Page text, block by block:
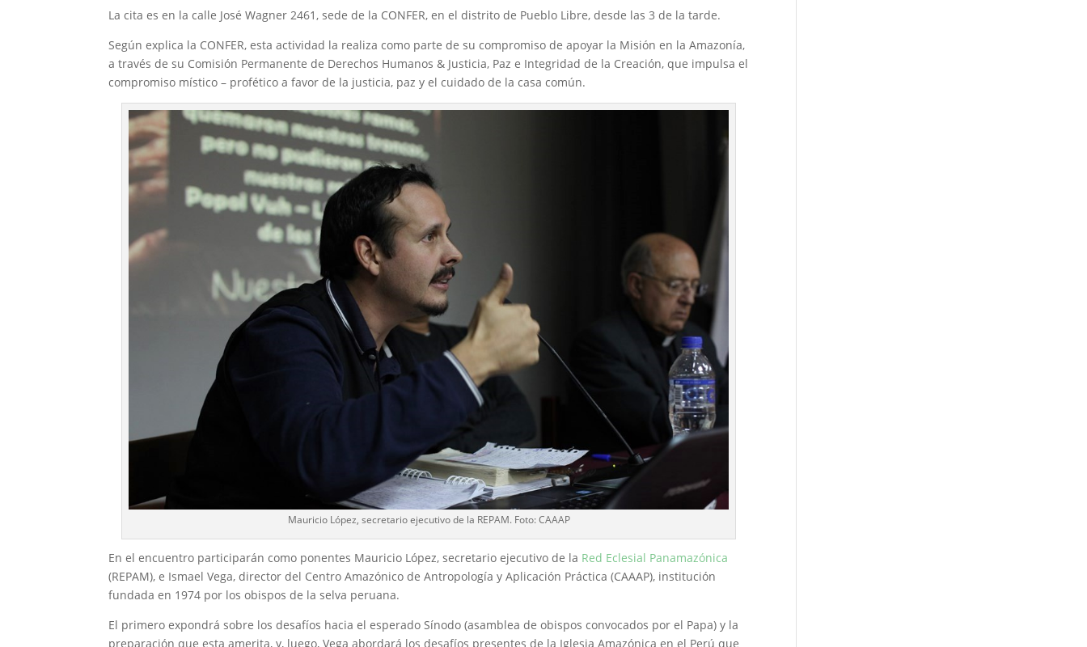
La cita es en la calle José Wagner 2461, sede de la CONFER, en el distrito de Pueblo Libre, desde las 3 de la tarde.
Según explica la CONFER, esta actividad la realiza como parte de su compromiso de apoyar la Misión en la Amazonía,
a través de su Comisión Permanente de Derechos Humanos & Justicia, Paz e Integridad de la Creación, que impulsa el
compromiso místico – profético a favor de la justicia, paz y el cuidado de la casa común.
Mauricio López, secretario ejecutivo de la REPAM. Foto: CAAAP
En el encuentro participarán como ponentes Mauricio López, secretario ejecutivo de la Red Eclesial Panamazónica
(REPAM), e Ismael Vega, director del Centro Amazónico de Antropología y Aplicación Práctica (CAAAP), institución
fundada en 1974 por los obispos de la selva peruana.
El primero expondrá sobre los desafíos hacia el esperado Sínodo (asamblea de obispos convocados por el Papa) y la
preparación que esta amerita, y, luego, Vega abordará los desafíos presentes de la Iglesia Amazónica en el Perú que